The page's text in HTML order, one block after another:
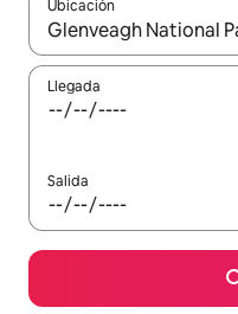
Ubicación
Cuando los resultados
Llegada
Salida